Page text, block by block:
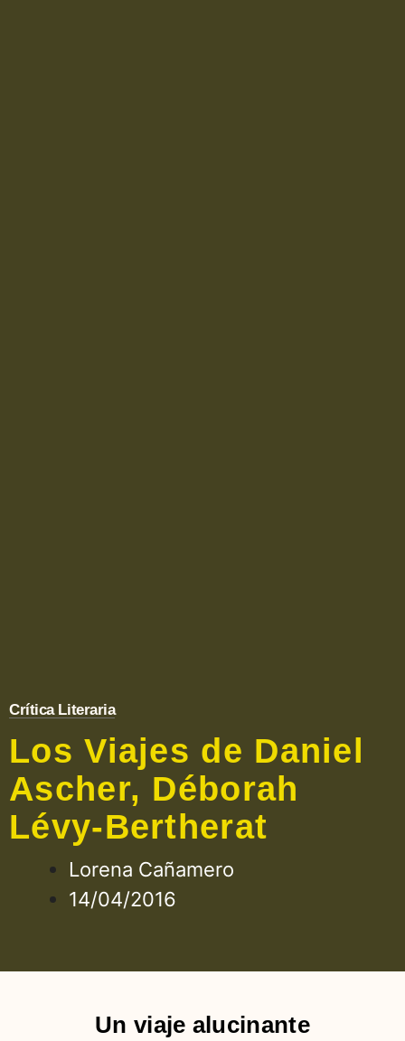
Crítica Literaria
Los Viajes de Daniel
Ascher, Déborah
Lévy-Bertherat
Lorena Cañamero
14/04/2016
Un viaje alucinante